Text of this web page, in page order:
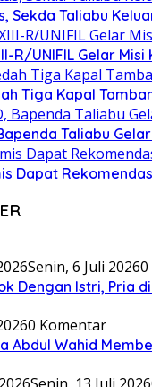
Sekda Taliabu
R/UNIFIL Gelar
Tiga Kapal
Taliabu
Dapat
Senin, 6 Juli 2026
Dengan Istri, Pria
0 Komentar
Abdul Wahid